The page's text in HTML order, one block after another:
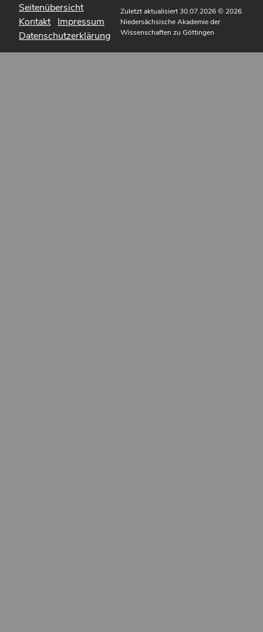
Seitenübersicht
Kontakt Impressum
Datenschutzerklärung
Zuletzt aktualisiert 30.07.2026© 2026
Niedersächsische Akademie der
Wissenschaften zu Göttingen